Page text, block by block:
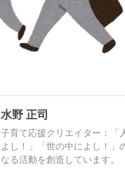
水野 正司
子育て応援クリエイター：「
よし！」「世の中によし！
なる活動を創造しています。